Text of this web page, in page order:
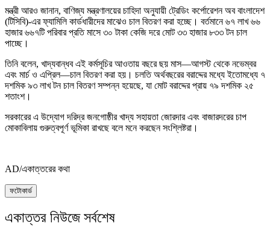
মন্ত্রী আরও জানান, বাণিজ্য মন্ত্রণালয়ের চাহিদা অনুযায়ী ট্রেডিং কর্পোরেশন অব বাংলাদেশ
(টিসিবি)-এর ফ্যামিলি কার্ডধারীদের মাঝেও চাল বিতরণ করা হচ্ছে। বর্তমানে ৬৭ লাখ ৬৬
হাজার ৬৬৭টি পরিবার প্রতি মাসে ৩০ টাকা কেজি দরে মোট ৩৩ হাজার ৮৩৩ টন চাল
পাচ্ছে।
তিনি বলেন, খাদ্যবান্ধব এই কর্মসূচির আওতায় বছরে ছয় মাস—আগস্ট থেকে নভেম্বর
এবং মার্চ ও এপ্রিল—চাল বিতরণ করা হয়। চলতি অর্থবছরের বরাদ্দের মধ্যে ইতোমধ্যে ৭
দশমিক ৯৩ লাখ টন চাল বিতরণ সম্পন্ন হয়েছে, যা মোট বরাদ্দের প্রায় ৭৯ দশমিক ২৫
শতাংশ।
সরকারের এ উদ্যোগ দরিদ্র জনগোষ্ঠীর খাদ্য সহায়তা জোরদার এবং বাজারদরের চাপ
মোকাবিলায় গুরুত্বপূর্ণ ভূমিকা রাখছে বলে মনে করছেন সংশ্লিষ্টরা।
AD/একাত্তরের কথা
ফটোকার্ড
একাত্তর নিউজে সর্বশেষ